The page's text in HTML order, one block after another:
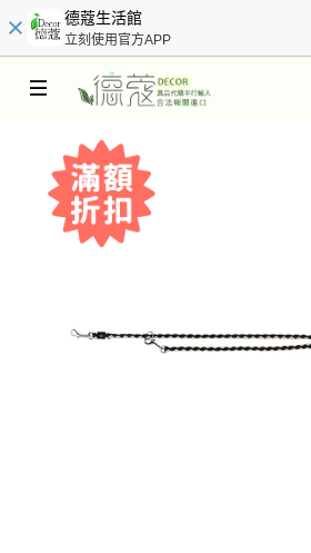
德蔻生活館
立刻使用官方APP